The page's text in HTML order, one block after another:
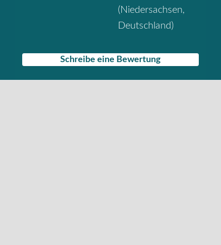
( Niedersachsen,
Deutschland)
Schreibe eine Bewertung